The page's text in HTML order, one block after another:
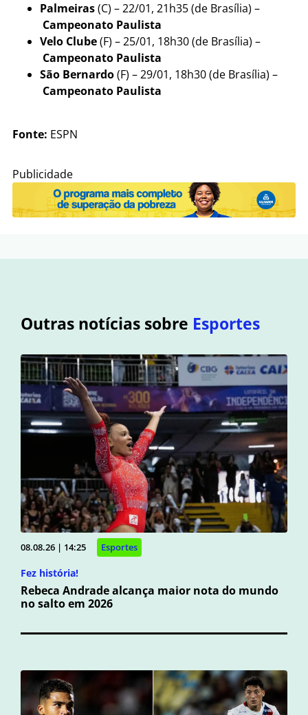
Palmeiras(C) – 22/01, 21h35 (de Brasília) –
Campeonato Paulista
Velo Clube(F) – 25/01, 18h30 (de Brasília) –
Campeonato Paulista
São Bernardo(F) – 29/01, 18h30 (de Brasília) –
Campeonato Paulista
Fonte: ESPN
Publicidade
Outras notícias sobre Esportes
08.08.26 | 14:25 Esportes
Fez história!
Rebeca Andrade alcança maior nota do mundo
no salto em 2026